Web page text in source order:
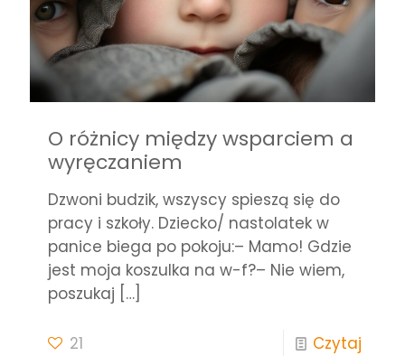
O różnicy między wsparciem a
wyręczaniem
Dzwoni budzik, wszyscy spieszą się do
pracy i szkoły. Dziecko/ nastolatek w
panice biega po pokoju:– Mamo! Gdzie
jest moja koszulka na w-f?– Nie wiem,
poszukaj […]
21 Czytaj